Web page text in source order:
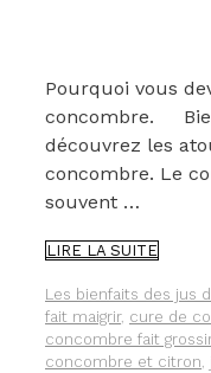
Pourquoi vous
concombre.
découvrez les
concombre. Le
souvent …
LIRE LA SUITE5
DE
BOIRE
DU
Catégories
Les bienfaits des jus
fait maigrir, cure de
concombre fait grossir
concombre et citron